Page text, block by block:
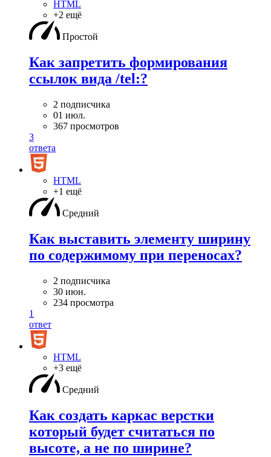
HTML
+2 ещё
Простой
Как запретить формирования
ссылок вида /tel:?
2 подписчика
01 июл.
367 просмотров
3
ответа
HTML
+1 ещё
Средний
Как выставить элементу ширину
по содержимому при переносах?
2 подписчика
30 июн.
234 просмотра
1
ответ
HTML
+3 ещё
Средний
Как создать каркас верстки
который будет считаться по
высоте, а не по ширине?